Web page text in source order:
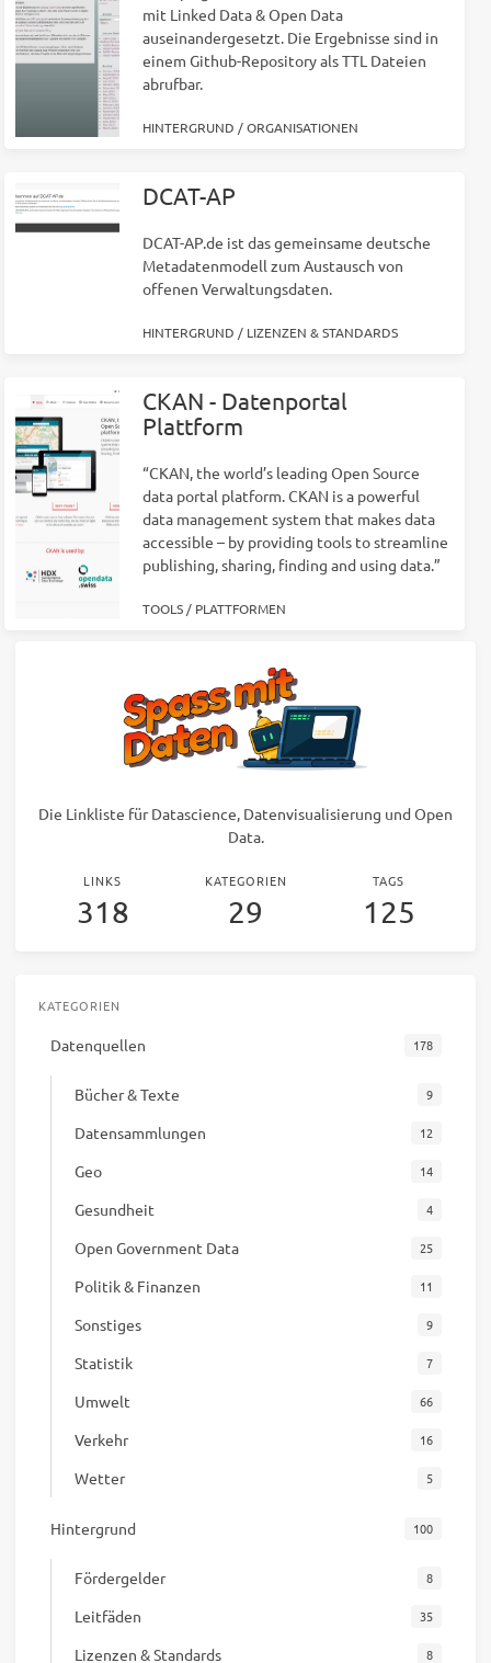
mit Linked Data & Open Data
auseinandergesetzt. Die Ergebnisse sind in
einem Github-Repository als TTL Dateien
abrufbar.
HINTERGRUND /ORGANISATIONEN
DCAT-AP
DCAT-AP.de ist das gemeinsame deutsche
Metadatenmodell zum Austausch von
offenen Verwaltungsdaten.
HINTERGRUND / LIZENZEN & STANDARDS
CKAN - Datenportal
Plattform
“CKAN, the world’s leading Open Source
data portal platform. CKAN is a powerful
data management system that makes data
accessible – by providing tools to streamline
publishing, sharing, finding and using data.”
TOOLS/ PLATTFORMEN
Die Linkliste für Datascience, Datenvisualisierung und Open
Data.
LINKS
318
KATEGORIEN
29
TAGS
125
KATEGORIEN
Datenquellen 178
Bücher & Texte 9
Datensammlungen 12
Geo 14
Gesundheit 4
Open Government Data 25
Politik & Finanzen 11
Sonstiges 9
Statistik 7
Umwelt 66
Verkehr 16
Wetter 5
Hintergrund 100
Fördergelder 8
Leitfäden 35
Lizenzen & Standards 8